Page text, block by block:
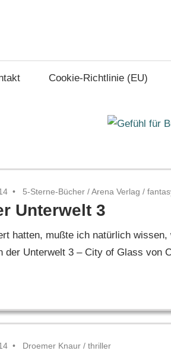
Cookie-Richtlinie (EU)
5-Sterne-Bücher /Arena Verlag /
Unterwelt 3
hatten, mußte ich natürlich
Unterwelt 3 – City of Glass von
Droemer Knaur /thriller